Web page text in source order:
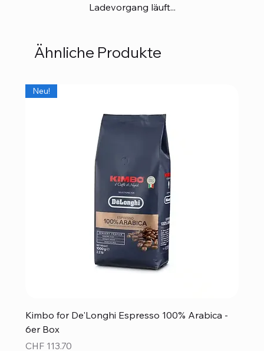
Ladevorgang läuft...
Ähnliche Produkte
Neu!
Kimbo for De'Longhi Espresso 100% Arabica -
6er Box
Preis
CHF 113.70